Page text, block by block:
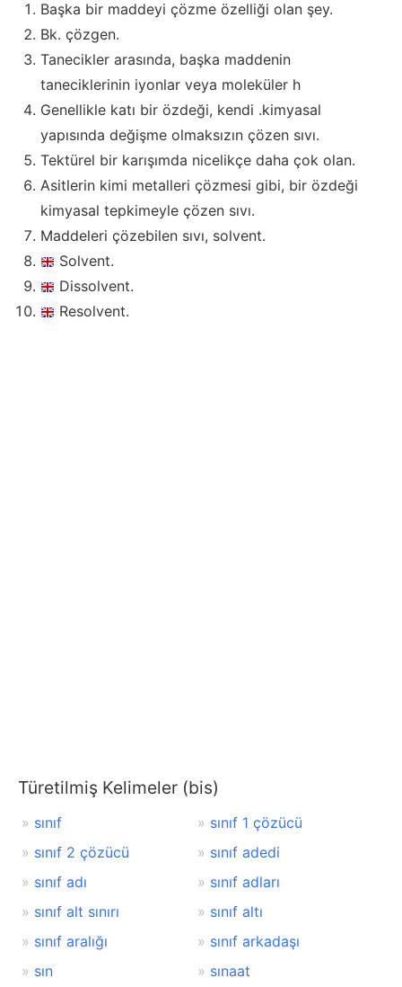
Başka bir maddeyi çözme özelliği olan şey.
Bk. çözgen.
Tanecikler arasında, başka maddenin
taneciklerinin iyonlar veya moleküler h
Genellikle katı bir özdeği, kendi .kimyasal
yapısında değişme olmaksızın çözen sıvı.
Tektürel bir karışımda nicelikçe daha çok olan.
Asitlerin kimi metalleri çözmesi gibi, bir özdeği
kimyasal tepkimeyle çözen sıvı.
Maddeleri çözebilen sıvı, solvent.
Solvent.
Dissolvent.
Resolvent.
Türetilmiş Kelimeler (bis)
sınıf
sınıf 1 çözücü
sınıf 2 çözücü
sınıf adedi
sınıf adı
sınıf adları
sınıf alt sınırı
sınıf altı
sınıf aralığı
sınıf arkadaşı
sın
sınaat